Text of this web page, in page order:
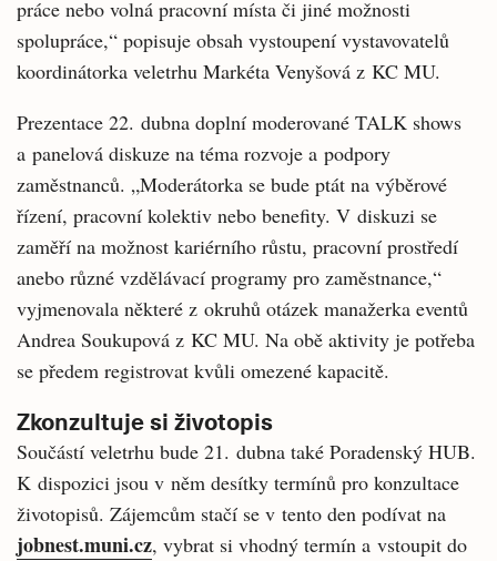
práce nebo volná pracovní místa či jiné možnosti
spolupráce,“ popisuje obsah vystoupení vystavovatelů
koordinátorka veletrhu Markéta Venyšová z KC MU.
Prezentace 22. dubna doplní moderované TALK shows
a panelová diskuze na téma rozvoje a podpory
zaměstnanců. „Moderátorka se bude ptát na výběrové
řízení, pracovní kolektiv nebo benefity. V diskuzi se
zaměří na možnost kariérního růstu, pracovní prostředí
anebo různé vzdělávací programy pro zaměstnance,“
vyjmenovala některé z okruhů otázek manažerka eventů
Andrea Soukupová z KC MU. Na obě aktivity je potřeba
se předem registrovat kvůli omezené kapacitě.
Zkonzultuje si životopis
Součástí veletrhu bude 21. dubna také Poradenský HUB.
K dispozici jsou v něm desítky termínů pro konzultace
životopisů. Zájemcům stačí se v tento den podívat na
jobnest.muni.cz, vybrat si vhodný termín a vstoupit do